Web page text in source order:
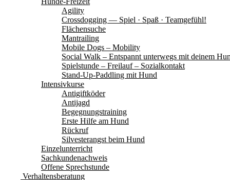
Agility
Crossdogging — Spiel · Spaß · Teamgefühl!
Flächensuche
Mantrailing
Mobile Dogs – Mobility
Social Walk – Entspannt unterwegs mit deinem
Spielstunde – Freilauf – Sozialkontakt
Stand-Up-Paddling mit Hund
Intensivkurse
Antigiftköder
Antijagd
Begegnungstraining
Erste Hilfe am Hund
Rückruf
Silvesterangst beim Hund
Einzelunterricht
Sachkundenachweis
Offene Sprechstunde
Verhaltensberatung